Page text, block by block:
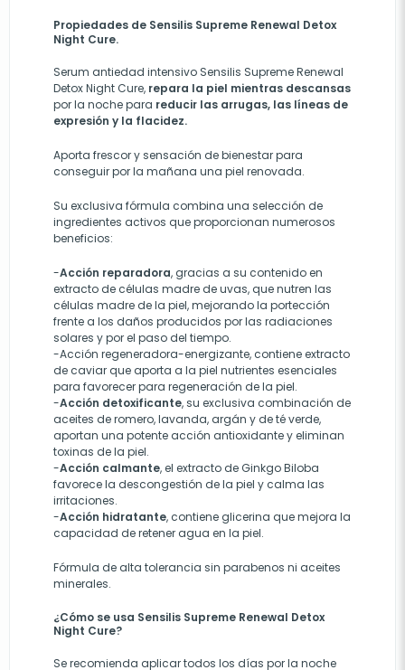
Propiedades de Sensilis Supreme Renewal Detox
Night Cure.
Serum antiedad intensivo Sensilis Supreme Renewal
Detox Night Cure, repara la piel mientras descansas
por la noche para reducir las arrugas, las líneas de
expresión y la flacidez.
Aporta frescor y sensación de bienestar para
conseguir por la mañana una piel renovada.
Su exclusiva fórmula combina una selección de
ingredientes activos que proporcionan numerosos
beneficios:
-Acción reparadora, gracias a su contenido en
extracto de células madre de uvas, que nutren las
células madre de la piel, mejorando la portección
frente a los daños producidos por las radiaciones
solares y por el paso del tiempo.
-Acción regeneradora-energizante, contiene extracto
de caviar que aporta a la piel nutrientes esenciales
para favorecer para regeneración de la piel.
-Acción detoxificante, su exclusiva combinación de
aceites de romero, lavanda, argán y de té verde,
aportan una potente acción antioxidante y eliminan
toxinas de la piel.
-Acción calmante, el extracto de Ginkgo Biloba
favorece la descongestión de la piel y calma las
irritaciones.
-Acción hidratante, contiene glicerina que mejora la
capacidad de retener agua en la piel.
Fórmula de alta tolerancia sin parabenos ni aceites
minerales.
¿Cómo se usa Sensilis Supreme Renewal Detox
Night Cure?
Se recomienda aplicar todos los días por la noche